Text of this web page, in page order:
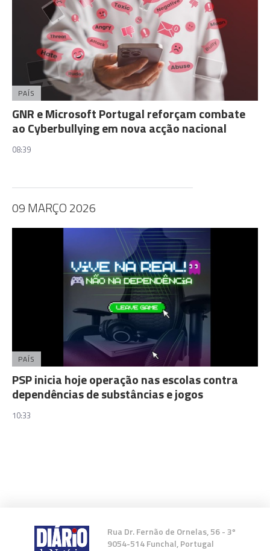
PAÍS
GNR e Microsoft Portugal reforçam combate
ao Cyberbullying em nova acção nacional
08:39
09 MARÇO 2026
PAÍS
PSP inicia hoje operação nas escolas contra
dependências de substâncias e jogos
10:33
Rua Dr. Fernão de Ornelas, 56 - 3º
9054-514 Funchal, Portugal